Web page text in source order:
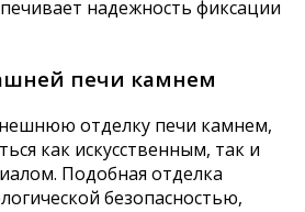
надежность фиксации
печи камнем
отделку печи камнем,
как искусственным, так и
Подобная отделка
безопасностью,